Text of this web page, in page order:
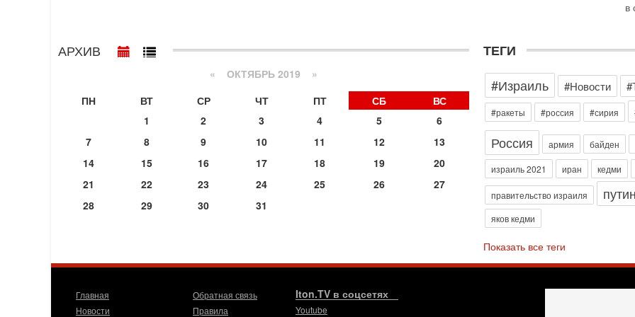
1-
в
АРХИВ
« ОКТЯБРЬ 2019 »
ПН
ВТ СР ЧТ ПТ СБ
ВС
1
2 3 4 5
6
7
8 9 10 11 12
13
14
15 16 17 18 19
20
21
22 23 24 25 26
27
28
29 30 31
ТЕГИ
#Израиль
#Новости
#ракеты #россия #сирия
Россия армия байден
израиль 2021 иран кедми
правительство израиля путин
яков кедми
Показать все теги
Главная
Новости
Обратная связь
Правила
Iton.TV в соцсетях
Youtube